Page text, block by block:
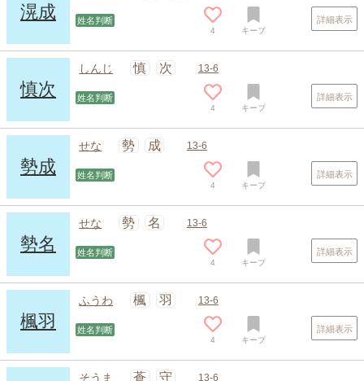
滉成 姓名判断
4 キープ
詳細表示
慎次
しんじ 慎 次 13-6
姓名判断
4 キープ
詳細表示
勢成
せな 勢 成 13-6
姓名判断
4 キープ
詳細表示
勢名
せな 勢 名 13-6
姓名判断
4 キープ
詳細表示
楓羽
ふうわ 楓 羽 13-6
姓名判断
4 キープ
詳細表示
そうま 蒼 守 13-6